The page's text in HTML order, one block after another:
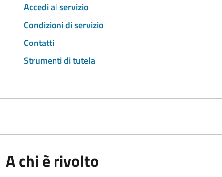
Accedi al servizio
Condizioni di servizio
Contatti
Strumenti di tutela
A chi è rivolto